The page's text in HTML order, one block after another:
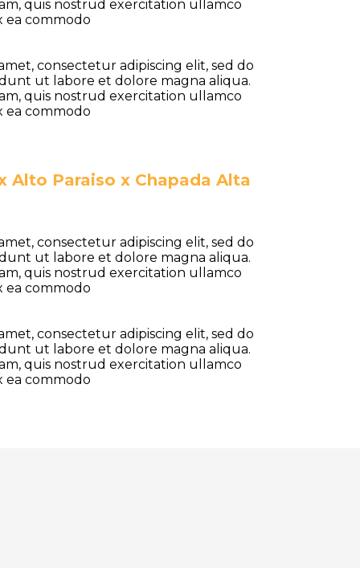
quis nostrud exercitation ullamco
ea commodo
consectetur adipiscing elit, sed do
ut labore et dolore magna aliqua.
quis nostrud exercitation ullamco
ea commodo
Alto Paraiso x Chapada Alta
consectetur adipiscing elit, sed do
ut labore et dolore magna aliqua.
quis nostrud exercitation ullamco
ea commodo
consectetur adipiscing elit, sed do
ut labore et dolore magna aliqua.
quis nostrud exercitation ullamco
ea commodo